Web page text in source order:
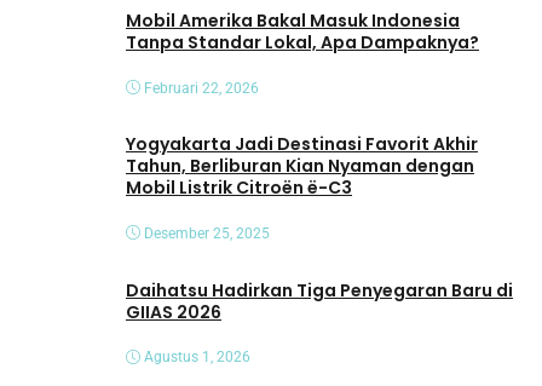
Mobil Amerika Bakal Masuk Indonesia
Tanpa Standar Lokal, Apa Dampaknya?
Februari 22, 2026
Yogyakarta Jadi Destinasi Favorit Akhir
Tahun, Berliburan Kian Nyaman dengan
Mobil Listrik Citroën ë-C3
Desember 25, 2025
Daihatsu Hadirkan Tiga Penyegaran Baru di
GIIAS 2026
Agustus 1, 2026